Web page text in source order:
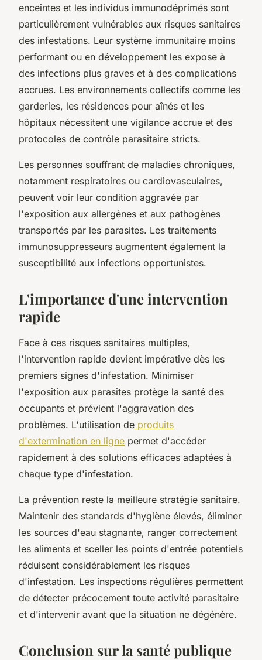
enceintes et les individus immunodéprimés sont
particulièrement vulnérables aux risques sanitaires
des infestations. Leur système immunitaire moins
performant ou en développement les expose à
des infections plus graves et à des complications
accrues. Les environnements collectifs comme les
garderies, les résidences pour aînés et les
hôpitaux nécessitent une vigilance accrue et des
protocoles de contrôle parasitaire stricts.
Les personnes souffrant de maladies chroniques,
notamment respiratoires ou cardiovasculaires,
peuvent voir leur condition aggravée par
l'exposition aux allergènes et aux pathogènes
transportés par les parasites. Les traitements
immunosuppresseurs augmentent également la
susceptibilité aux infections opportunistes.
L'importance d'une intervention
rapide
Face à ces risques sanitaires multiples,
l'intervention rapide devient impérative dès les
premiers signes d'infestation. Minimiser
l'exposition aux parasites protège la santé des
occupants et prévient l'aggravation des
problèmes. L'utilisation de produits
d'extermination en ligne permet d'accéder
rapidement à des solutions efficaces adaptées à
chaque type d'infestation.
La prévention reste la meilleure stratégie sanitaire.
Maintenir des standards d'hygiène élevés, éliminer
les sources d'eau stagnante, ranger correctement
les aliments et sceller les points d'entrée potentiels
réduisent considérablement les risques
d'infestation. Les inspections régulières permettent
de détecter précocement toute activité parasitaire
et d'intervenir avant que la situation ne dégénère.
Conclusion sur la santé publique